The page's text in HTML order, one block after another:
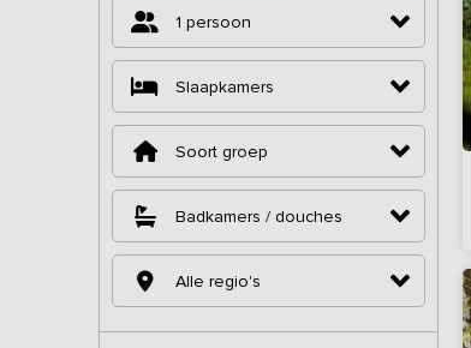
1 persoon
Slaapkamers
Soort groep
Badkamers / douches
Alle regio's